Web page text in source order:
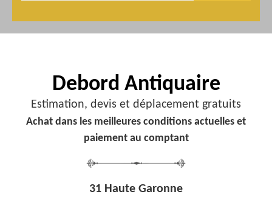
Debord Antiquaire
Estimation, devis et déplacement gratuits
Achat dans les meilleures conditions actuelles et
paiement au comptant
31 Haute Garonne